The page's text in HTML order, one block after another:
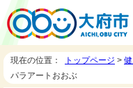
現在の位置： トップページ >
パラアートおおぶ